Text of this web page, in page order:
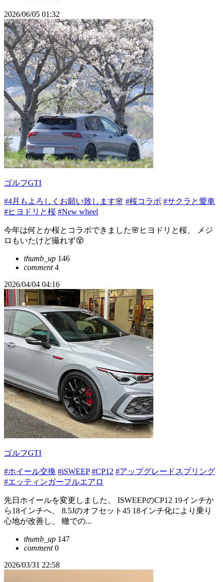
2026/06/05 01:32
ゴルフGTI
#4月もよろしくお願い致します🌸 #桜コラボ #サクラと愛車
#ヒヨドリと桜 #New wheel
今年は何とか桜とコラボできました🌸ヒヨドリと桜、 メジ
ロもいたけど撮れず😵
thumb_up 146
comment4
2026/04/04 04:16
ゴルフGTI
#ホイール交換 #iSWEEP #CP12 #アップグレードスプリング
#エッティンガーフルエアロ
先日ホイールを変更しました、 ISWEEPのCP12 19インチか
ら18インチへ、 8.5Jのオフセット45 18インチ化により乗り
心地が改善し、 轍での...
thumb_up 147
comment0
2026/03/31 22:58